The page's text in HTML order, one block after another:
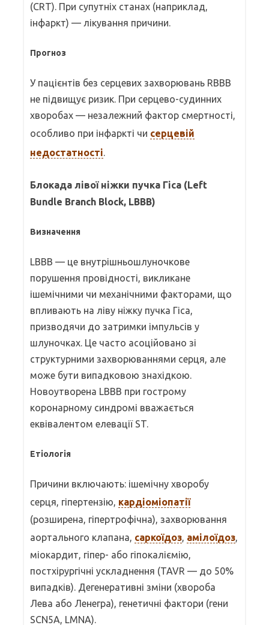
(CRT). При супутніх станах (наприклад,
інфаркт) — лікування причини.
Прогноз
У пацієнтів без серцевих захворювань RBBB
не підвищує ризик. При серцево-судинних
хворобах — незалежний фактор смертності,
особливо при інфаркті чи серцевій
недостатності.
Блокада лівої ніжки пучка Гіса (Left
Bundle Branch Block, LBBB)
Визначення
LBBB — це внутрішньошлуночкове
порушення провідності, викликане
ішемічними чи механічними факторами, що
впливають на ліву ніжку пучка Гіса,
призводячи до затримки імпульсів у
шлуночках. Це часто асоційовано зі
структурними захворюваннями серця, але
може бути випадковою знахідкою.
Новоутворена LBBB при гострому
коронарному синдромі вважається
еквівалентом елевації ST.
Етіологія
Причини включають: ішемічну хворобу
серця, гіпертензію, кардіоміопатії
(розширена, гіпертрофічна), захворювання
аортального клапана, саркоїдоз, амілоїдоз,
міокардит, гіпер- або гіпокаліємію,
постхірургічні ускладнення (TAVR — до 50%
випадків). Дегенеративні зміни (хвороба
Лева або Ленегра), генетичні фактори (гени
SCN5A, LMNA).